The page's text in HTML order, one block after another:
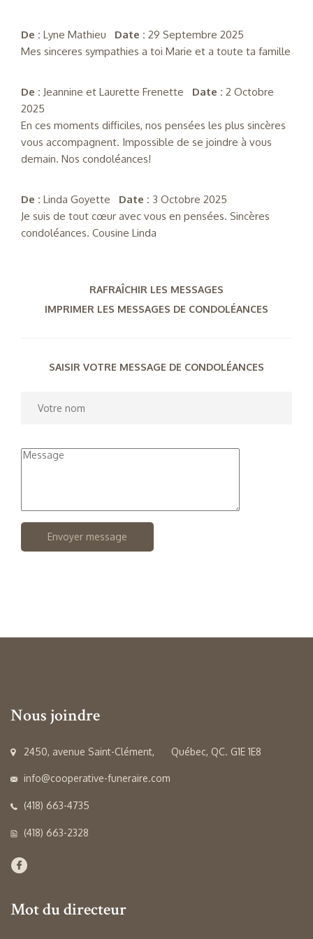
De : Lyne Mathieu Date : 29 Septembre 2025
Mes sinceres sympathies a toi Marie et a toute ta famille
De : Jeannine et Laurette Frenette Date : 2 Octobre
2025
En ces moments difficiles, nos pensées les plus sincères
vous accompagnent. Impossible de se joindre à vous
demain. Nos condoléances!
De : Linda Goyette Date : 3 Octobre 2025
Je suis de tout cœur avec vous en pensées. Sincères
condoléances. Cousine Linda
RAFRAÎCHIR LES MESSAGES
IMPRIMER LES MESSAGES DE CONDOLÉANCES
SAISIR VOTRE MESSAGE DE CONDOLÉANCES
Nous joindre
2450, avenue Saint-Clément, Québec, QC. G1E 1E8
info@cooperative-funeraire.com
(418) 663-4735
(418) 663-2328
Mot du directeur